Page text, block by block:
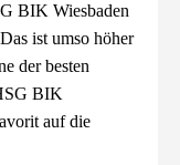
BIK Wiesbaden
ist umso höher
der besten
BIK
auf die